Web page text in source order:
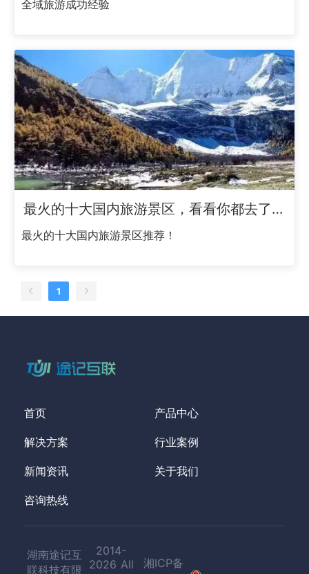
全域旅游成功经验
最火的十大国内旅游景区，看看你都去了哪
些？
最火的十大国内旅游景区推荐！
1
首页 产品中心
解决方案 行业案例
新闻资讯 关于我们
咨询热线
湖南途记互
联科技有限
2014-
2026 All
湘ICP备